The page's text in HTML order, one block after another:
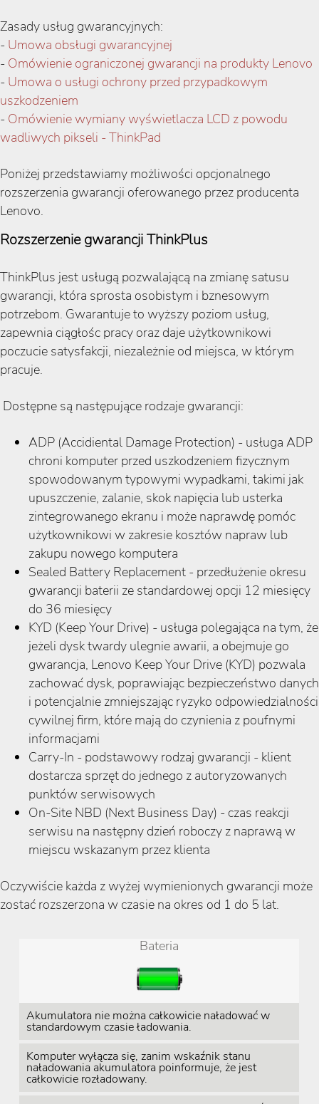
Zasady usług gwarancyjnych:
- Umowa obsługi gwarancyjnej
- Omówienie ograniczonej gwarancji na produkty Lenovo
- Umowa o usługi ochrony przed przypadkowym
uszkodzeniem
- Omówienie wymiany wyświetlacza LCD z powodu
wadliwych pikseli - ThinkPad
Poniżej przedstawiamy możliwości opcjonalnego
rozszerzenia gwarancji oferowanego przez producenta
Lenovo.
Rozszerzenie gwarancji ThinkPlus
ThinkPlus jest usługą pozwalającą na zmianę satusu
gwarancji, która sprosta osobistym i bznesowym
potrzebom. Gwarantuje to wyższy poziom usług,
zapewnia ciągłośc pracy oraz daje użytkownikowi
poczucie satysfakcji, niezależnie od miejsca, w którym
pracuje.
Dostępne są następujące rodzaje gwarancji:
ADP (Accidiental Damage Protection) - usługa ADP
chroni komputer przed uszkodzeniem fizycznym
spowodowanym typowymi wypadkami, takimi jak
upuszczenie, zalanie, skok napięcia lub usterka
zintegrowanego ekranu i może naprawdę pomóc
użytkownikowi w zakresie kosztów napraw lub
zakupu nowego komputera
Sealed Battery Replacement - przedłużenie okresu
gwarancji baterii ze standardowej opcji 12 miesięcy
do 36 miesięcy
KYD (Keep Your Drive) - usługa polegająca na tym, że
jeżeli dysk twardy ulegnie awarii, a obejmuje go
gwarancja, Lenovo Keep Your Drive (KYD) pozwala
zachować dysk, poprawiając bezpieczeństwo danych
i potencjalnie zmniejszając ryzyko odpowiedzialności
cywilnej firm, które mają do czynienia z poufnymi
informacjami
Carry-In - podstawowy rodzaj gwarancji - klient
dostarcza sprzęt do jednego z autoryzowanych
punktów serwisowych
On-Site NBD (Next Business Day) - czas reakcji
serwisu na następny dzień roboczy z naprawą w
miejscu wskazanym przez klienta
Oczywiście każda z wyżej wymienionych gwarancji może
zostać rozszerzona w czasie na okres od 1 do 5 lat.
Bateria
Akumulatora nie można całkowicie naładować w
standardowym czasie ładowania.
Komputer wyłącza się, zanim wskaźnik stanu
naładowania akumulatora poinformuje, że jest
całkowicie rozładowany.